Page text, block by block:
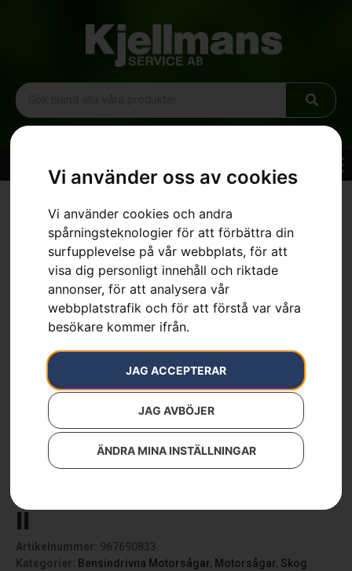
Vi använder oss av cookies
Vi använder cookies och andra
spårningsteknologier för att förbättra din
surfupplevelse på vår webbplats, för att
visa dig personligt innehåll och riktade
annonser, för att analysera vår
webbplatstrafik och för att förstå var våra
besökare kommer ifrån.
JAG ACCEPTERAR
JAG AVBÖJER
ÄNDRA MINA INSTÄLLNINGAR
II
Artikelnummer: 967690833
Kategorier:
Bensindrivna Motorsågar, Motorsågar, Skog